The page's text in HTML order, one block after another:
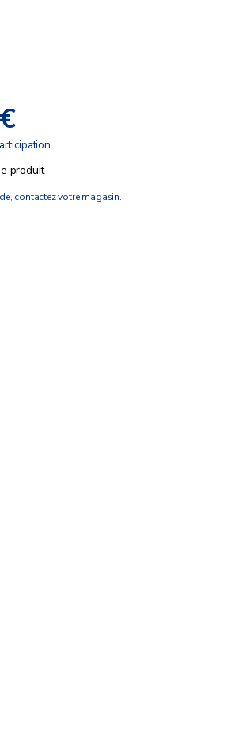
produit
contactez votre magasin.